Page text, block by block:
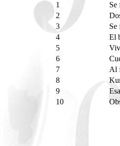
1
Se
2
3
Se
4
El
5
6
7
Al
8
9
10